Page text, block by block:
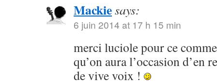
Mackiesays:
6 juin 2014 at 17 h 15 min
merci luciole pour ce
qu’on aura l’occasion d’en
de vive voix !